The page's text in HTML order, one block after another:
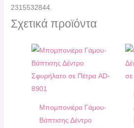
2315532844.
Σχετικά προϊόντα
Μπομπονιέρα Γάμου-
Βάπτισης Δέντρο